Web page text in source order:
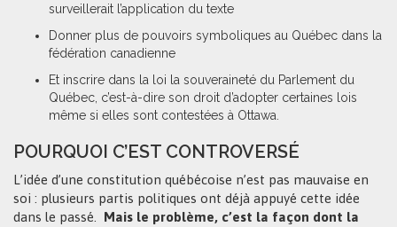
surveillerait l’application du texte
Donner plus de pouvoirs symboliques au Québec dans la
fédération canadienne
Et inscrire dans la loi la souveraineté du Parlement du
Québec, c’est-à-dire son droit d’adopter certaines lois
même si elles sont contestées à Ottawa.
POURQUOI C’EST CONTROVERSÉ
L’idée d’une constitution québécoise n’est pas mauvaise en
soi : plusieurs partis politiques ont déjà appuyé cette idée
dans le passé. Mais le problème, c’est la façon dont la